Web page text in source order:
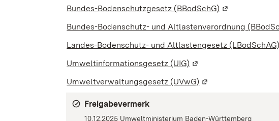
Bundes-Bodenschutzgesetz (BBodSchG) (Wird in einem
Bundes-Bodenschutz- und Altlastenverordnung
Landes-Bodenschutz- und Altlastengesetz (LBodSchAG)
Umweltinformationsgesetz (UIG) (Wird in einem neuen
Umweltverwaltungsgesetz (UVwG) (Wird in einem
Freigabevermerk
10.12.2025 Umweltministerium Baden-Württemberg